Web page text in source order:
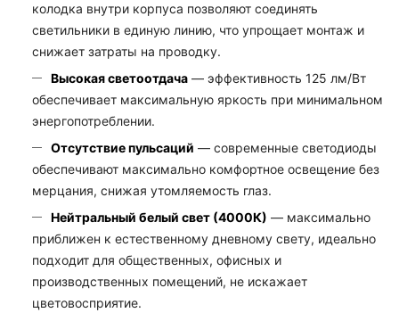
колодка внутри корпуса позволяют соединять
светильники в единую линию, что упрощает монтаж и
снижает затраты на проводку.
Высокая светоотдача — эффективность 125 лм/Вт
обеспечивает максимальную яркость при минимальном
энергопотреблении.
Отсутствие пульсаций — современные светодиоды
обеспечивают максимально комфортное освещение без
мерцания, снижая утомляемость глаз.
Нейтральный белый свет (4000К) — максимально
приближен к естественному дневному свету, идеально
подходит для общественных, офисных и
производственных помещений, не искажает
цветовосприятие.